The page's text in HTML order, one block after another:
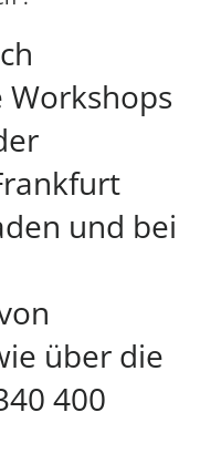
und bei
über die
400